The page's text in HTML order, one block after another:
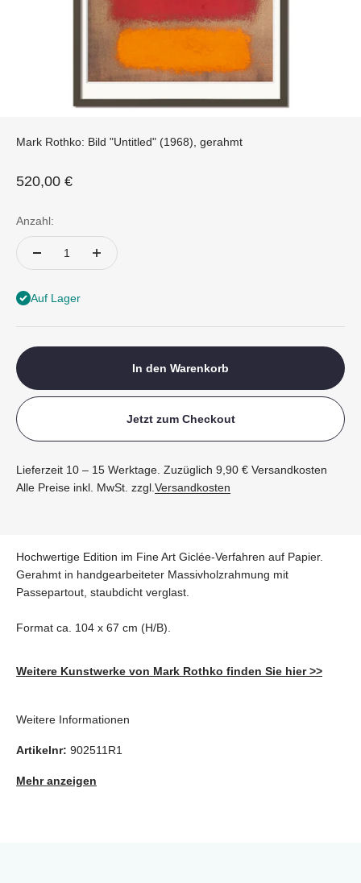
Mark Rothko: Bild "Untitled" (1968), gerahmt
Angebot
520,00 €
Anzahl:
Auf Lager
In den Warenkorb
Jetzt zum Checkout
Lieferzeit 10 – 15 Werktage. Zuzüglich 9,90 € Versandkosten
Alle Preise inkl. MwSt. zzgl.Versandkosten
Hochwertige Edition im Fine Art Giclée-Verfahren auf Papier.
Gerahmt in handgearbeiteter Massivholzrahmung mit
Passepartout, staubdicht verglast.
Format ca. 104 x 67 cm (H/B).
Weitere Kunstwerke von Mark Rothko finden Sie hier >>
Weitere Informationen
Artikelnr: 902511R1
Mehr anzeigen